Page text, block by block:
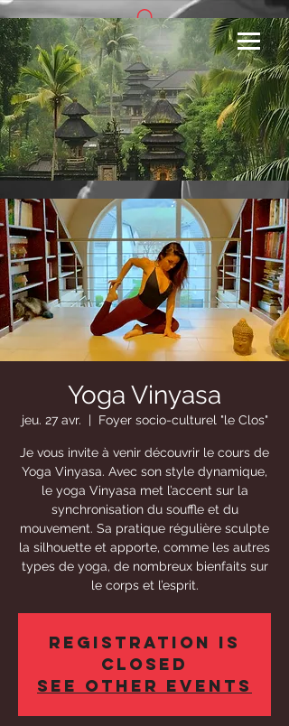
Se connecter
Yoga Vinyasa
jeu. 27 avr.
  |
Foyer socio-culturel "le Clos"
Je vous invite à venir découvrir le cours de
Yoga Vinyasa. Avec son style dynamique,
le yoga Vinyasa met l’accent sur la
synchronisation du souffle et du
mouvement. Sa pratique régulière sculpte
la silhouette et apporte, comme les autres
types de yoga, de nombreux bienfaits sur
le corps et l’esprit.
Registration is
closed
See other events